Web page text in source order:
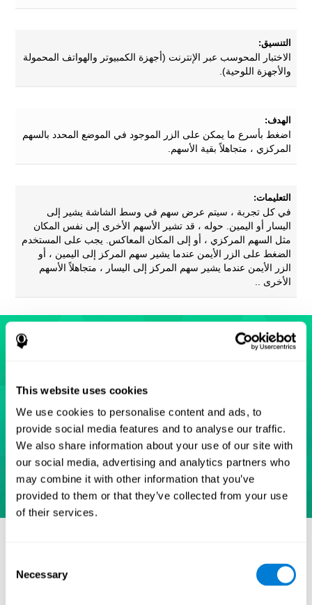
This website uses cookies
We use cookies to personalise content and ads, to
provide social media features and to analyse our traffic.
We also share information about your use of our site with
our social media, advertising and analytics partners who
may combine it with other information that you’ve
provided to them or that they’ve collected from your use
of their services.
Selection
Necessary
التنسيق:
الاختبار المحوسب عبر الإنترنت (أجهزة الكمبيوتر والهواتف المحمولة
والأجهزة اللوحية).
الهدف:
اضغط بأسرع ما يمكن على الزر الموجود في الموضع المحدد بالسهم
المركزي ، متجاهلاً بقية الأسهم.
التعليمات:
في كل تجربة ، سيتم عرض سهم في وسط الشاشة يشير إلى
اليسار أو اليمين. حوله ، قد تشير الأسهم الأخرى إلى نفس المكان
مثل السهم المركزي ، أو إلى المكان المعاكس. يجب على المستخدم
الضغط على الزر الأيمن عندما يشير سهم المركز إلى اليمين ، أو
الزر الأيمن عندما يشير سهم المركز إلى اليسار ، متجاهلاً الأسهم
الأخرى ..
upon identification of a target letter in a non- search task".
Perception and Psychophysics. 16: 143–149.